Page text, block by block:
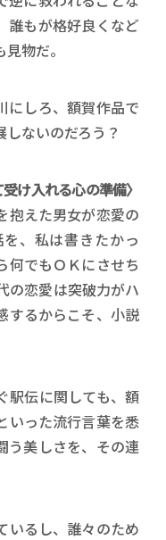
誰もが格好良くなど
物だ。
にしろ、額賀作品で
ないのだろう？
け入れる心の準備〉
抱えた男女が恋愛の
、私は書きたかっ
何でもＯＫにさせち
の恋愛は突破力がハ
するからこそ、小説
駅伝に関しても、額
いった流行言葉を悉
う美しさを、その連
いるし、誰々のため